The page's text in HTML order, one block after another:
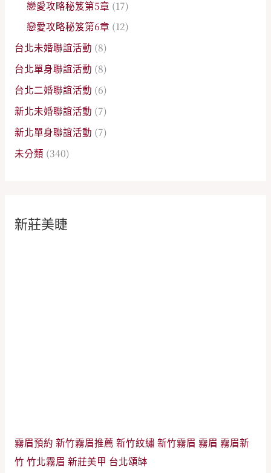
戀愛攻略秘笈第5章 (17)
戀愛攻略秘笈第6章 (12)
台北未婚聯誼活動 (8)
台北單身聯誼活動 (8)
台北二婚聯誼活動 (6)
新北未婚聯誼活動 (7)
新北單身聯誼活動 (7)
未分類 (340)
新莊美睫
霧眉預約 新竹霧眉推薦 新竹紋繡 新竹霧眉 霧眉 霧眉新
竹 竹北霧眉 新莊美甲 台北頌缽